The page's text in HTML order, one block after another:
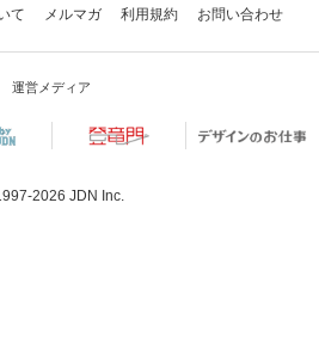
て メルマガ 利用規約 お問い合わせ
運営メディア
2026 JDN Inc.